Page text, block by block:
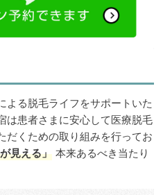
よる脱毛ライフをサポートいた
は患者さまに安心して医療脱毛
だくための取り組みを行ってお
見える」 本来あるべき当たり